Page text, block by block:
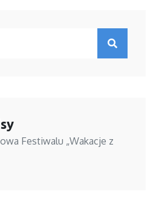
Festiwalu „Wakacje z